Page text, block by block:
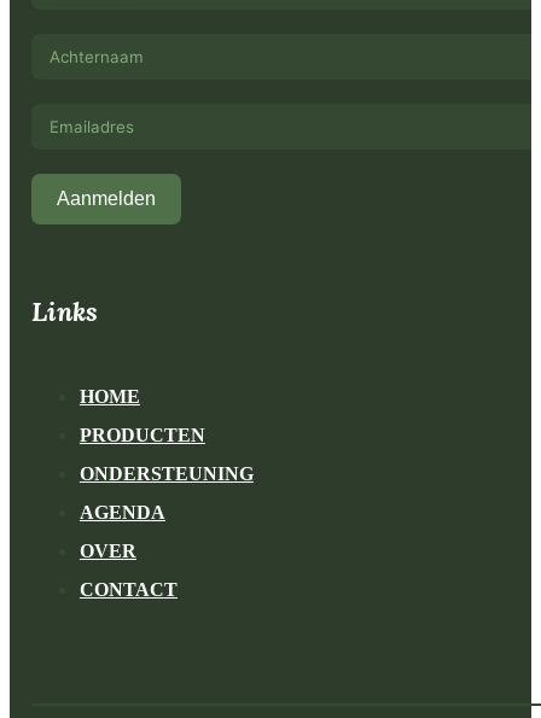
Aanmelden
Links
HOME
PRODUCTEN
ONDERSTEUNING
AGENDA
OVER
CONTACT